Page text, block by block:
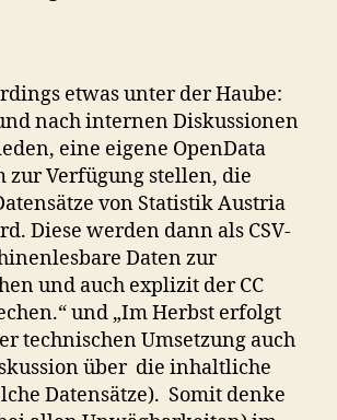
etwas unter der Haube:
nach internen Diskussionen
eine eigene OpenData
zur Verfügung stellen, die
von Statistik Austria
Diese werden dann als CSV-
Daten zur
und auch explizit der CC
und „Im Herbst erfolgt
technischen Umsetzung auch
über die inhaltliche
Datensätze). Somit denke